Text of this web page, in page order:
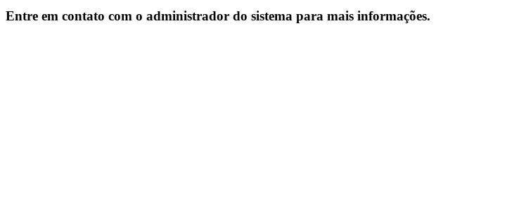
Entre em contato com o administrador do sistema para mais informações.